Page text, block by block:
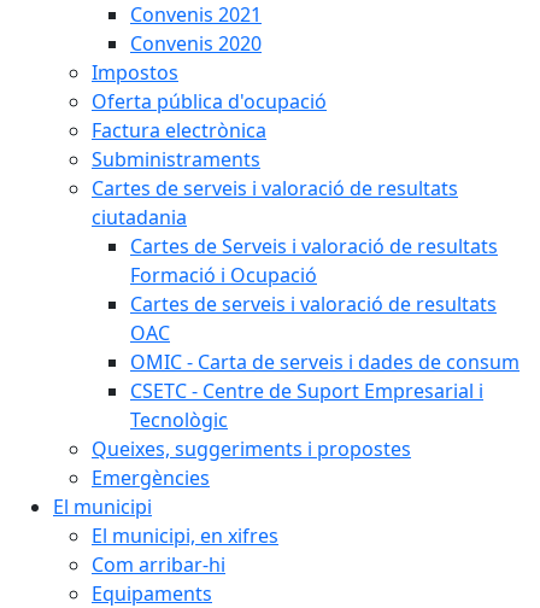
Convenis 2021
Convenis 2020
Impostos
Oferta pública d'ocupació
Factura electrònica
Subministraments
Cartes de serveis i valoració de resultats
ciutadania
Cartes de Serveis i valoració de resultats
Formació i Ocupació
Cartes de serveis i valoració de resultats
OAC
OMIC - Carta de serveis i dades de consum
CSETC - Centre de Suport Empresarial i
Tecnològic
Queixes, suggeriments i propostes
Emergències
El municipi
El municipi, en xifres
Com arribar-hi
Equipaments